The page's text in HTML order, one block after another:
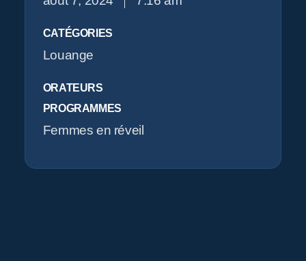
CATÉGORIES
Louange
ORATEURS
PROGRAMMES
Femmes en réveil